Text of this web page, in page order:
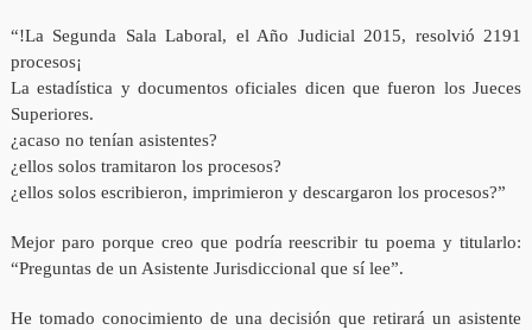
“!La Segunda Sala Laboral, el Año Judicial 2015, resolvió 2191
procesos¡
La estadística y documentos oficiales dicen que fueron los Jueces
Superiores.
¿acaso no tenían asistentes?
¿ellos solos tramitaron los procesos?
¿ellos solos escribieron, imprimieron y descargaron los procesos?”
Mejor paro porque creo que podría reescribir tu poema y titularlo:
“Preguntas de un Asistente Jurisdiccional que sí lee”.
He tomado conocimiento de una decisión que retirará un asistente